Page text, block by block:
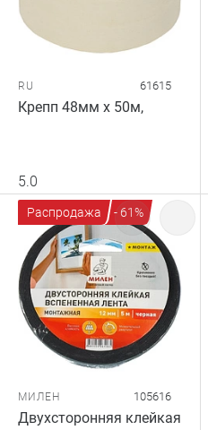
RU 61615
Крепп 48мм х 50м,
5.0
Распродажа - 61%
МИЛЕН 105616
Двухсторонняя клейкая